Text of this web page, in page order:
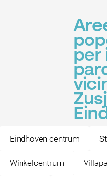
per
Eindhoven centrum
Winkelcentrum